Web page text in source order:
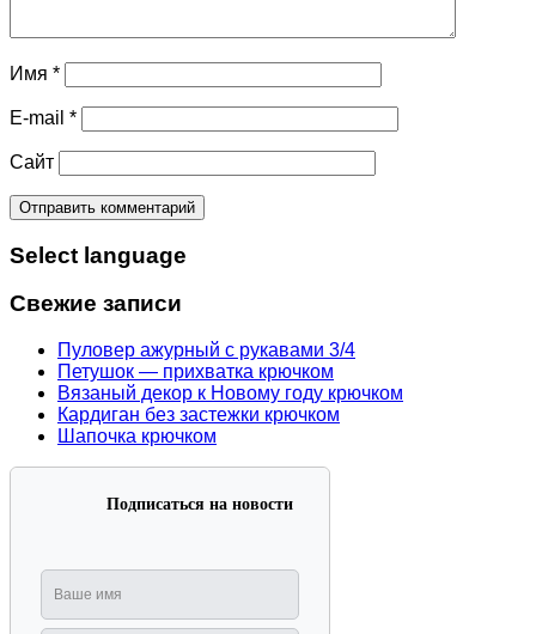
Имя *
E-mail *
Сайт
Select language
Свежие записи
Пуловер ажурный с рукавами 3/4
Петушок — прихватка крючком
Вязаный декор к Новому году крючком
Кардиган без застежки крючком
Шапочка крючком
Подписаться на новости